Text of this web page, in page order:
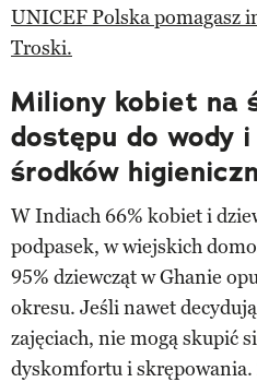
UNICEF Polska pomagasz
Troski.
Miliony kobiet na
dostępu do wody
środków
W Indiach 66% kobiet i
podpasek, w wiejskich
95% dziewcząt w Ghanie
okresu. Jeśli nawet
zajęciach, nie mogą skupić
dyskomfortu i